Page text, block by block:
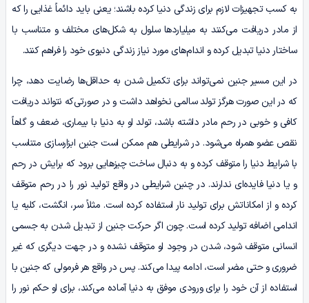
به کسب تجهیزات لازم برای زندگی دنیا کرده باشند؛ یعنی باید دائماً غذایی را که
از مادر دریافت می‌کنند به میلیاردها سلول به شکل‌های مختلف و متناسب با
ساختار دنیا تبدیل کرده و اندام‌های مورد نیاز زندگی دنیوی خود را فراهم کنند.
در این مسیر جنین نمی‌تواند برای تکمیل شدن به حداقل‌ها رضایت دهد، چرا
که در این صورت هرگز تولد سالمی نخواهد داشت و در صورتی‌که نتواند دریافت
کافی و خوبی در رحم مادر داشته باشد، تولد او به دنیا با بیماری، ضعف و گاهاً
نقص عضو همراه می‌شود. در شرایطی هم ممکن است جنین ابزارسازی متناسب
با شرایط دنیا را متوقف کرده و به دنبال ساخت چیزهایی برود که برایش در رحم
و یا دنیا فایده‌ای ندارند. در چنین شرایطی در واقع تولید نور را در رحم متوقف
کرده و از امکاناتش برای تولید نار استفاده کرده است. مثلاً سر، انگشت، کلیه یا
اندامی اضافه‌ تولید کرده است. چون اگر حرکت جنین از تبدیل شدن به جسمی
انسانی متوقف شود، شدن در وجود او متوقف نشده و در جهت دیگری که غیر
ضروری و حتی مضر است، ادامه پیدا می‌کند. پس در واقع هر فرمولی که جنین با
استفاده از آن خود را برای ورودی موفق به دنیا آماده می‌کند، برای او حکم نور را